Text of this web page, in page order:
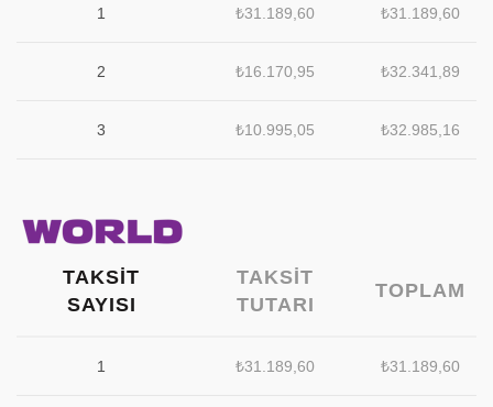
1 ₺31.189,60 ₺31.189,60
2 ₺16.170,95 ₺32.341,89
3 ₺10.995,05 ₺32.985,16
TAKSIT
SAYISI
TAKSIT
TUTARI
TOPLAM
1 ₺31.189,60 ₺31.189,60